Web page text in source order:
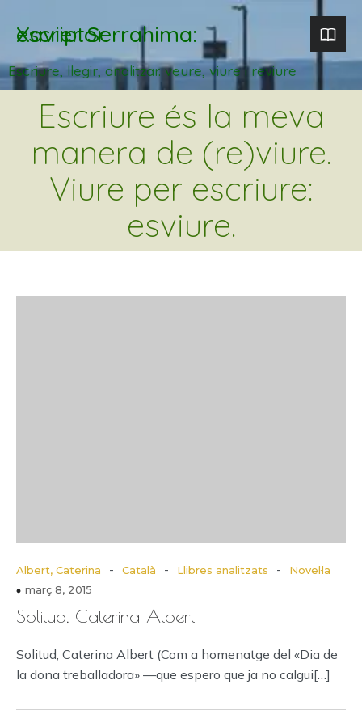
Xavier Serrahima: escriptor
Escriure, llegir, analitzar. veure, viure i reviure
Escriure és la meva
manera de (re)viure.
Viure per escriure:
esviure.
Albert, Caterina - Català - Llibres analitzats -
Novel·la
març 8, 2015
Solitud, Caterina Albert
Solitud, Caterina Albert (Com a homenatge del «Dia de
la dona treballadora» —que espero que ja no calgui[…]